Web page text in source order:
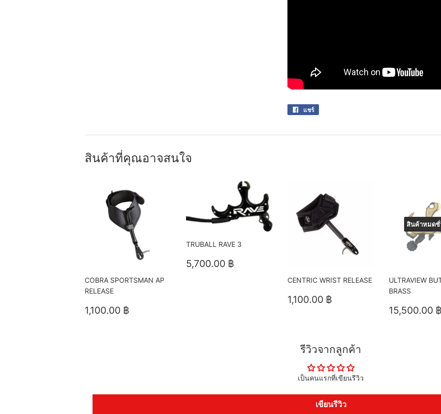
แชร์
สินค้าที่คุณอาจสนใจ
COBRA SPORTSMAN AP
RELEASE
ราคา
ปกติ
1,100.00 ฿
TRUBALL RAVE 3
ราคา
ปกติ
5,700.00 ฿
CENTRIC WRIST RELEASE
ราคา
ปกติ
1,100.00 ฿
สินค้าหมดชั่
ULTRAVIEW
BRASS
ราคา
ปกติ
15,500.00 ฿
รีวิวจากลูกค้า
เป็นคนแรกที่เขียนรีวิว
เขียนรีวิว